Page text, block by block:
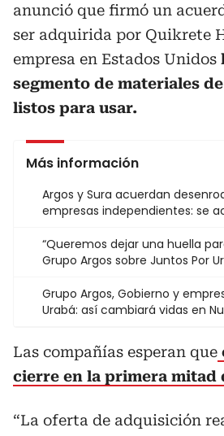
anunció que firmó un
ser adquirida por Quikrete
empresa en Estados Unidos
segmento de materiales
listos para usar.
Más información
Argos y Sura acuerdan
empresas independientes: se
“Queremos dejar una huella
Grupo Argos sobre Juntos Por
Grupo Argos, Gobierno y
Urabá: así cambiará vidas en
Las compañías esperan que
cierre en la primera mitad
“La oferta de adquisición